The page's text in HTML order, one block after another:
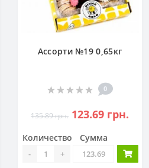
Ассорти №19 0,65кг
0
135.89 грн. 123.69 грн.
Количество
- +
Сумма